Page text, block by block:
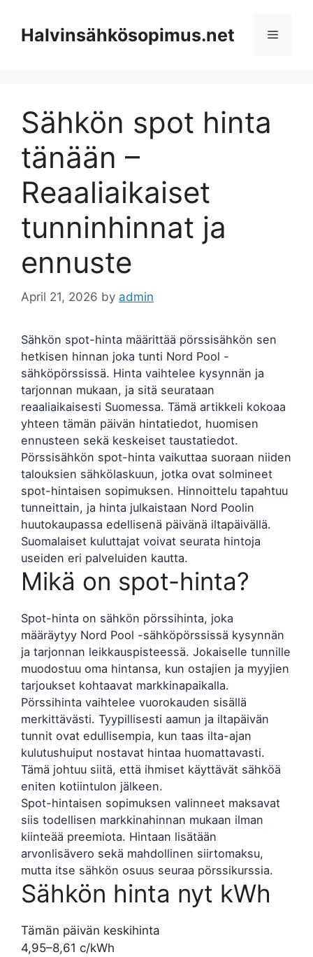
contentHalvinsähkösopimus.net Menu
Sähkön spot hinta
tänään –
Reaaliaikaiset
tunninhinnat ja
ennuste
April 21, 2026 by admin
Sähkön spot-hinta määrittää pörssisähkön sen
hetkisen hinnan joka tunti Nord Pool -
sähköpörssissä. Hinta vaihtelee kysynnän ja
tarjonnan mukaan, ja sitä seurataan
reaaliaikaisesti Suomessa. Tämä artikkeli kokoaa
yhteen tämän päivän hintatiedot, huomisen
ennusteen sekä keskeiset taustatiedot.
Pörssisähkön spot-hinta vaikuttaa suoraan niiden
talouksien sähkölaskuun, jotka ovat solmineet
spot-hintaisen sopimuksen. Hinnoittelu tapahtuu
tunneittain, ja hinta julkaistaan Nord Poolin
huutokaupassa edellisenä päivänä iltapäivällä.
Suomalaiset kuluttajat voivat seurata hintoja
useiden eri palveluiden kautta.
Mikä on spot-hinta?
Spot-hinta on sähkön pörssihinta, joka
määräytyy Nord Pool -sähköpörssissä kysynnän
ja tarjonnan leikkauspisteessä. Jokaiselle tunnille
muodostuu oma hintansa, kun ostajien ja myyjien
tarjoukset kohtaavat markkinapaikalla.
Pörssihinta vaihtelee vuorokauden sisällä
merkittävästi. Tyypillisesti aamun ja iltapäivän
tunnit ovat edullisempia, kun taas ilta-ajan
kulutushuiput nostavat hintaa huomattavasti.
Tämä johtuu siitä, että ihmiset käyttävät sähköä
eniten kotiintulon jälkeen.
Spot-hintaisen sopimuksen valinneet maksavat
siis todellisen markkinahinnan mukaan ilman
kiinteää preemiota. Hintaan lisätään
arvonlisävero sekä mahdollinen siirtomaksu,
mutta itse sähkön osuus seuraa pörssikurssia.
Sähkön hinta nyt kWh
Tämän päivän keskihinta
4,95–8,61 c/kWh